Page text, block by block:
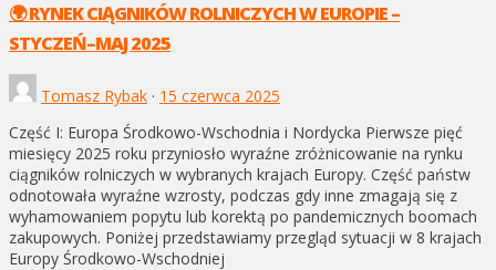
🌍 RYNEK CIĄGNIKÓW ROLNICZYCH W EUROPIE –
STYCZEŃ–MAJ 2025
Tomasz Rybak · 15 czerwca 2025
Część I: Europa Środkowo-Wschodnia i Nordycka Pierwsze pięć
miesięcy 2025 roku przyniosło wyraźne zróżnicowanie na rynku
ciągników rolniczych w wybranych krajach Europy. Część państw
odnotowała wyraźne wzrosty, podczas gdy inne zmagają się z
wyhamowaniem popytu lub korektą po pandemicznych boomach
zakupowych. Poniżej przedstawiamy przegląd sytuacji w 8 krajach
Europy Środkowo-Wschodniej